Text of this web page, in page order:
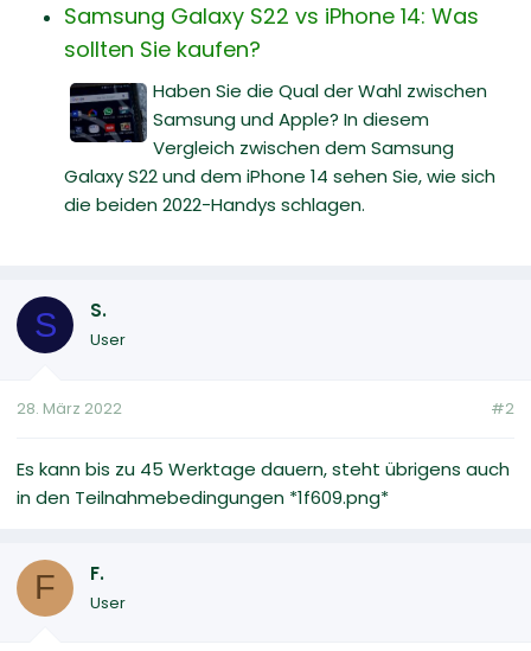
Samsung Galaxy S22 vs iPhone 14: Was
sollten Sie kaufen?
Haben Sie die Qual der Wahl zwischen
Samsung und Apple? In diesem
Vergleich zwischen dem Samsung
Galaxy S22 und dem iPhone 14 sehen Sie, wie sich
die beiden 2022-Handys schlagen.
S S.
User
28. März 2022 #2
Es kann bis zu 45 Werktage dauern, steht übrigens auch
in den Teilnahmebedingungen *1f609.png*
F F.
User